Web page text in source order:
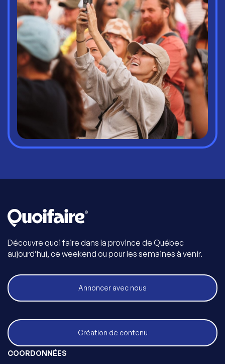
Découvre quoi faire dans la province de Québec
aujourd’hui, ce weekend ou pour les semaines à venir.
Annoncer avec nous
Création de contenu
COORDONNÉES